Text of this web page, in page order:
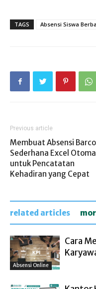
TAGS Absensi Siswa
Previous article
Membuat Absensi
Sederhana Excel
untuk Pencatatan
Kehadiran yang Cepat
related articles
Absensi Online
Cara